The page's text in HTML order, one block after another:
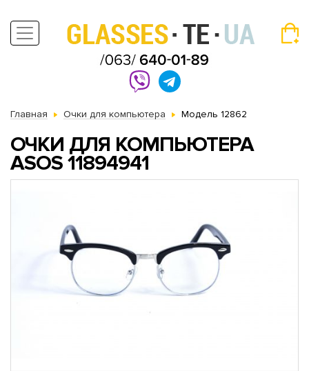
Главная Очки для компьютера Модель 12862
ОЧКИ ДЛЯ КОМПЬЮТЕРА
АSOS 11894941